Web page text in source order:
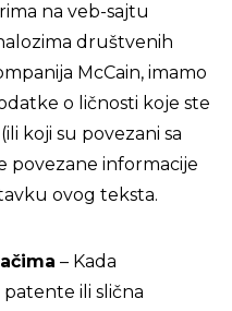
na veb-sajtu
društvenih
McCain, imamo
o ličnosti koje ste
koji su povezani sa
povezane informacije
ovog teksta.
– Kada
patente ili slična